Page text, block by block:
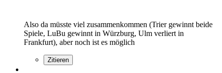
Also da müsste viel zusammenkommen (Trier gewinnt beide
Spiele, LuBu gewinnt in Würzburg, Ulm verliert in
Frankfurt), aber noch ist es möglich
Zitieren